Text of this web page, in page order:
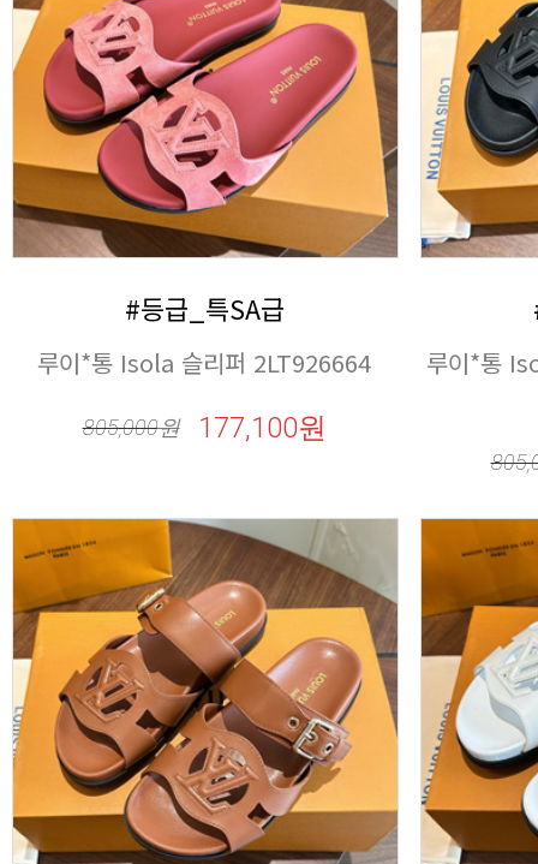
#등급_특SA급
루이*통 Isola 슬리퍼 2LT926664
805,000원 177,100원